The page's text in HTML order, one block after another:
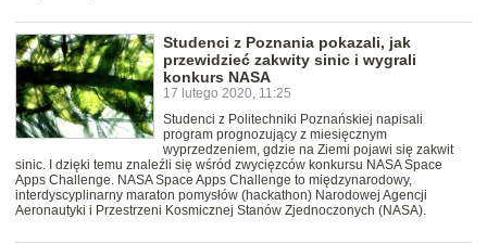
Studenci z Poznania pokazali, jak
przewidzieć zakwity sinic i wygrali
konkurs NASA
17 lutego 2020, 11:25
Studenci z Politechniki Poznańskiej napisali
program prognozujący z miesięcznym
wyprzedzeniem, gdzie na Ziemi pojawi się zakwit
sinic. I dzięki temu znaleźli się wśród zwycięzców konkursu NASA Space
Apps Challenge. NASA Space Apps Challenge to międzynarodowy,
interdyscyplinarny maraton pomysłów (hackathon) Narodowej Agencji
Aeronautyki i Przestrzeni Kosmicznej Stanów Zjednoczonych (NASA).